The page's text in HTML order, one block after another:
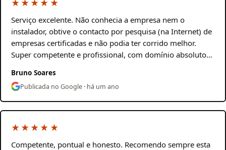
★★★★★
Serviço excelente. Não conhecia a empresa nem o
instalador, obtive o contacto por pesquisa (na Internet) de
empresas certificadas e não podia ter corrido melhor.
Super competente e profissional, com domínio absoluto…
Bruno Soares
Publicada no Google · há um ano
★★★★★
Competente, pontual e honesto. Recomendo sempre esta